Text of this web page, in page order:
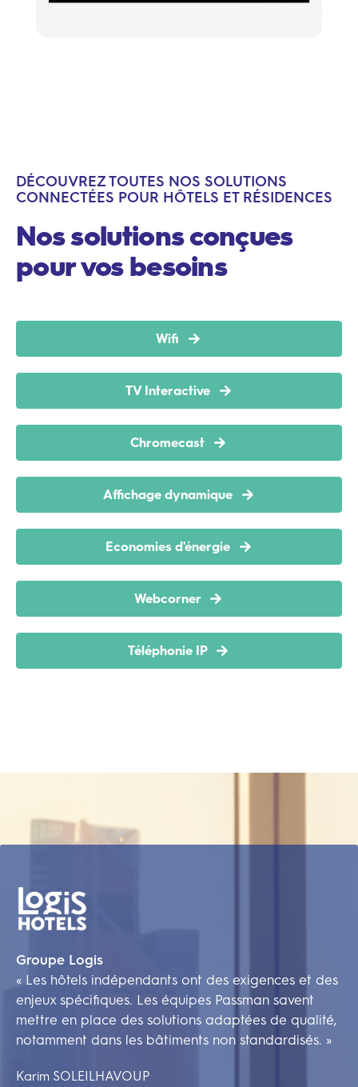
DÉCOUVREZ TOUTES NOS SOLUTIONS
CONNECTÉES POUR HÔTELS ET RÉSIDENCES
Nos solutions conçues
pour vos besoins
Wifi
TV Interactive
Chromecast
Affichage dynamique
Economies d'énergie
Webcorner
Téléphonie IP
Groupe Logis
« Les hôtels indépendants ont des exigences et des
enjeux spécifiques. Les équipes Passman savent
mettre en place des solutions adaptées de qualité,
notamment dans les bâtiments non standardisés. »
Karim SOLEILHAVOUP